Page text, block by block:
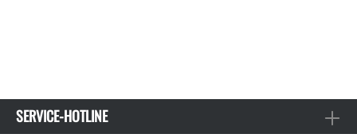
SERVICE-HOTLINE